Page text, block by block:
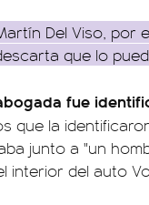
Del Viso,
que lo
fue
que la
junto a "un
interior del auto